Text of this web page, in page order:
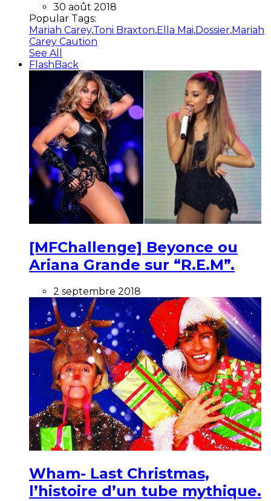
30 août 2018
Popular Tags:
Mariah Carey,Toni Braxton,Ella Mai,Dossier,Mariah
Carey Caution
See All
FlashBack
[MFChallenge] Beyonce ou
Ariana Grande sur “R.E.M”.
2 septembre 2018
Wham- Last Christmas,
l’histoire d’un tube mythique.